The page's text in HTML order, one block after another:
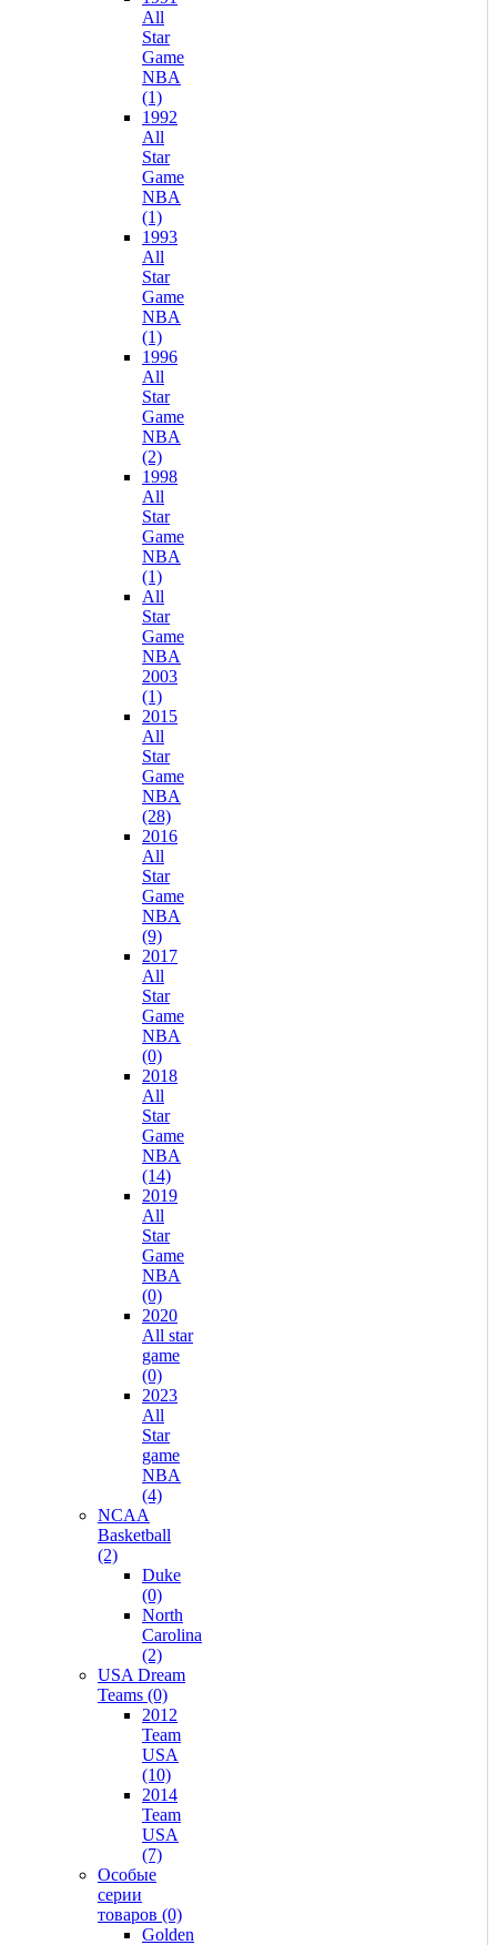
All
Star
Game
NBA
(1)
1992
All
Star
Game
NBA
(1)
1993
All
Star
Game
NBA
(1)
1996
All
Star
Game
NBA
(2)
1998
All
Star
Game
NBA
(1)
All
Star
Game
NBA
2003
(1)
2015
All
Star
Game
NBA
(28)
2016
All
Star
Game
NBA
(9)
2017
All
Star
Game
NBA
(0)
2018
All
Star
Game
NBA
(14)
2019
All
Star
Game
NBA
(0)
2020
All star
game
(0)
2023
All
Star
game
NBA
(4)
NCAA
Basketball
(2)
Duke
(0)
North
Carolina
(2)
USA Dream
Teams (0)
2012
Team
USA
(10)
2014
Team
USA
(7)
Особые
серии
товаров (0)
Golden